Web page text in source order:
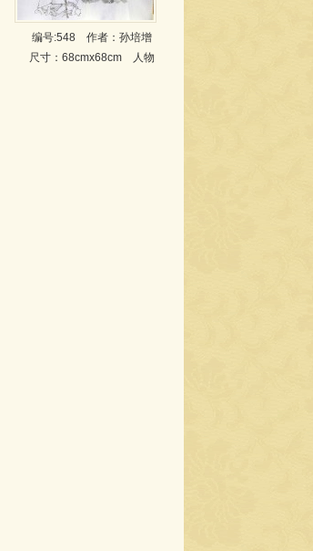
编号:548 作者：孙培增
尺寸：68cmx68cm 人物